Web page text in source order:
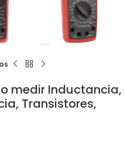
medir Inductancia,
Transistores,